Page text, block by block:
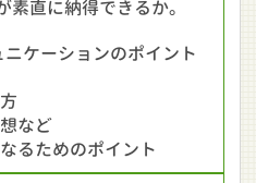
直に納得できるか。
ケーションのポイント
など
るためのポイント